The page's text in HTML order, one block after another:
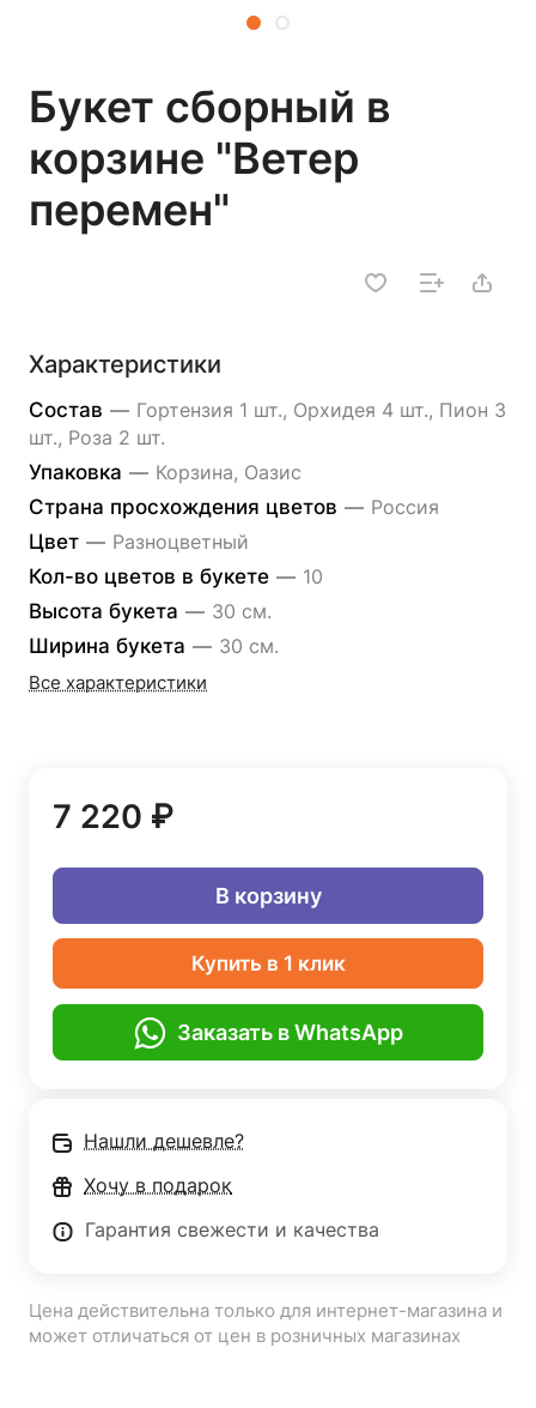
Букет сборный в
корзине "Ветер
перемен"
Характеристики
Состав — Гортензия 1 шт., Орхидея 4 шт., Пион 3
шт., Роза 2 шт.
Упаковка — Корзина, Оазис
Страна просхождения цветов — Россия
Цвет — Разноцветный
Кол-во цветов в букете — 10
Высота букета — 30 см.
Ширина букета — 30 см.
Все характеристики
7 220 ₽
В корзину
Купить в 1 клик
Заказать в WhatsApp
Нашли дешевле?
Хочу в подарок
Гарантия свежести и качества
Цена действительна только для интернет-магазина и
может отличаться от цен в розничных магазинах